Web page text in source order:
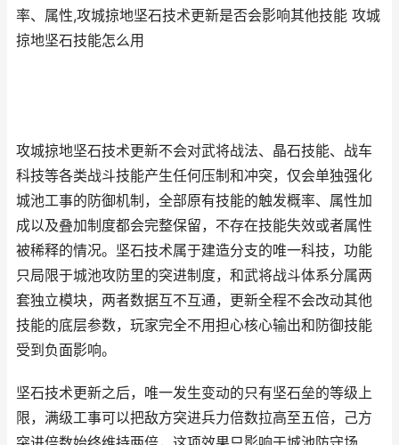
率、属性,攻城掠地坚石技术更新是否会影响其他技能 攻城
掠地坚石技能怎么用
攻城掠地坚石技术更新不会对武将战法、晶石技能、战车
科技等各类战斗技能产生任何压制和冲突，仅会单独强化
城池工事的防御机制，全部原有技能的触发概率、属性加
成以及叠加制度都会完整保留，不存在技能失效或者属性
被稀释的情况。坚石技术属于建造分支的唯一科技，功能
只局限于城池攻防里的突进制度，和武将战斗体系分属两
套独立模块，两者数据互不互通，更新全程不会改动其他
技能的底层参数，玩家完全不用担心核心输出和防御技能
受到负面影响。
坚石技术更新之后，唯一发生变动的只有坚石垒的等级上
限，满级工事可以把敌方突进兵力倍数拉高至五倍，己方